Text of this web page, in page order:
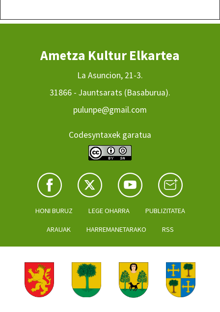
Ametza Kultur Elkartea
La Asuncion, 21-3.
31866 - Jauntsarats (Basaburua).
pulunpe@gmail.com
Codesyntaxek garatua
HONI BURUZ LEGE OHARRA PUBLIZITATEA
ARAUAK HARREMANETARAKO RSS